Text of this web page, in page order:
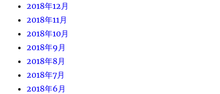
2018年12月
2018年11月
2018年10月
2018年9月
2018年8月
2018年7月
2018年6月